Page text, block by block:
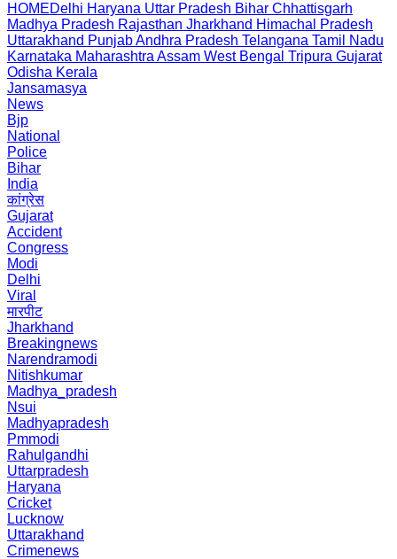
HOMEDelhi Haryana Uttar Pradesh Bihar Chhattisgarh
Madhya Pradesh Rajasthan Jharkhand Himachal Pradesh
Uttarakhand PunjabAndhra Pradesh Telangana Tamil Nadu
Karnataka Maharashtra Assam West Bengal Tripura Gujarat
Odisha Kerala
Jansamasya
News
Bjp
National
Police
Bihar
India
कांग्रेस
Gujarat
Accident
Congress
Modi
Delhi
Viral
मारपीट
Jharkhand
Breakingnews
Narendramodi
Nitishkumar
Madhya_pradesh
Nsui
Madhyapradesh
Pmmodi
Rahulgandhi
Uttarpradesh
Haryana
Cricket
Lucknow
Uttarakhand
Crimenews